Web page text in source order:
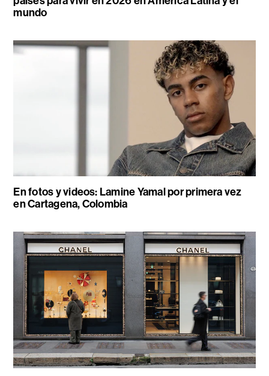
mundo
En fotos y videos: Lamine Yamal por primera vez
en Cartagena, Colombia